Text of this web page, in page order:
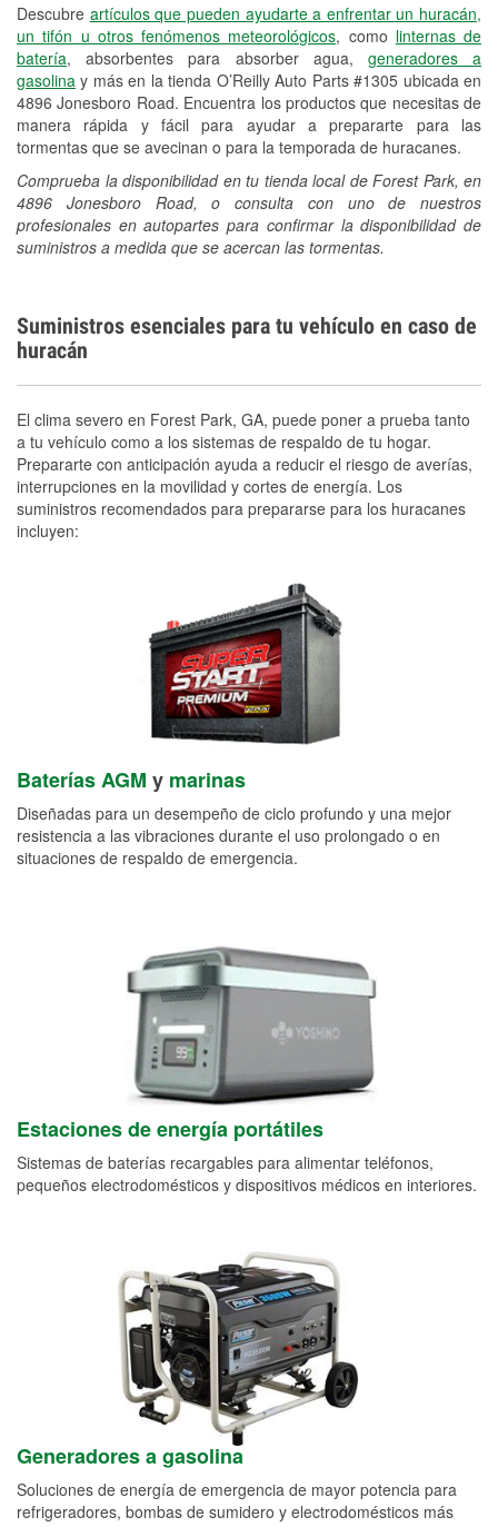
Descubre artículos que pueden ayudarte a enfrentar un huracán,
un tifón u otros fenómenos meteorológicos, como linternas de
batería, absorbentes para absorber agua, generadores a
gasolina y más en la tienda O’Reilly Auto Parts #1305 ubicada en
4896 Jonesboro Road. Encuentra los productos que necesitas de
manera rápida y fácil para ayudar a prepararte para las
tormentas que se avecinan o para la temporada de huracanes.
Comprueba la disponibilidad en tu tienda local de Forest Park, en
4896 Jonesboro Road, o consulta con uno de nuestros
profesionales en autopartes para confirmar la disponibilidad de
suministros a medida que se acercan las tormentas.
Suministros esenciales para tu vehículo en caso de
huracán
El clima severo en Forest Park, GA, puede poner a prueba tanto
a tu vehículo como a los sistemas de respaldo de tu hogar.
Prepararte con anticipación ayuda a reducir el riesgo de averías,
interrupciones en la movilidad y cortes de energía. Los
suministros recomendados para prepararse para los huracanes
incluyen:
Baterías AGM y marinas
Diseñadas para un desempeño de ciclo profundo y una mejor
resistencia a las vibraciones durante el uso prolongado o en
situaciones de respaldo de emergencia.
Estaciones de energía portátiles
Sistemas de baterías recargables para alimentar teléfonos,
pequeños electrodomésticos y dispositivos médicos en interiores.
Generadores a gasolina
Soluciones de energía de emergencia de mayor potencia para
refrigeradores, bombas de sumidero y electrodomésticos más